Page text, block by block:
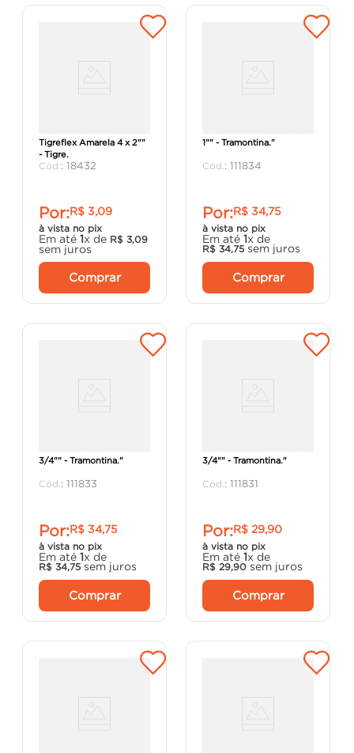
Tigreflex Amarela 4 x 2""
- Tigre.
: 18432
Por:R$ 3,09
à vista no pix
Em até 1x de R$ 3,09
sem juros
Comprar
1"" - Tramontina."
: 111834
Por:R$ 34,75
à vista no pix
Em até 1x de
R$ 34,75 sem juros
Comprar
3/4"" - Tramontina."
: 111833
Por:R$ 34,75
à vista no pix
Em até 1x de
R$ 34,75 sem juros
Comprar
3/4"" - Tramontina."
: 111831
Por:R$ 29,90
à vista no pix
Em até 1x de
R$ 29,90 sem juros
Comprar